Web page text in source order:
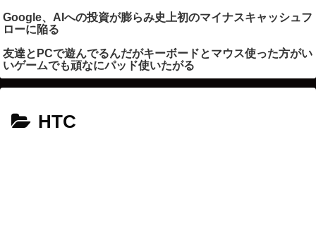
Google、AIへの投資が膨らみ史上初のマイナスキャッシュフ
ローに陥る
友達とPCで遊んでるんだがキーボードとマウス使った方がい
いゲームでも頑なにパッド使いたがる
HTC